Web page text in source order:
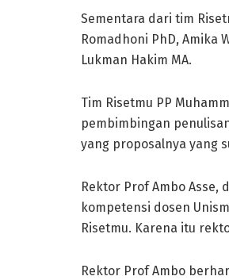
Sementara dari tim
Romadhoni PhD, Amika
Lukman Hakim MA.
Tim Risetmu PP
pembimbingan
yang proposalnya yang
Rektor Prof Ambo
kompetensi dosen
Risetmu. Karena itu
Rektor Prof Ambo